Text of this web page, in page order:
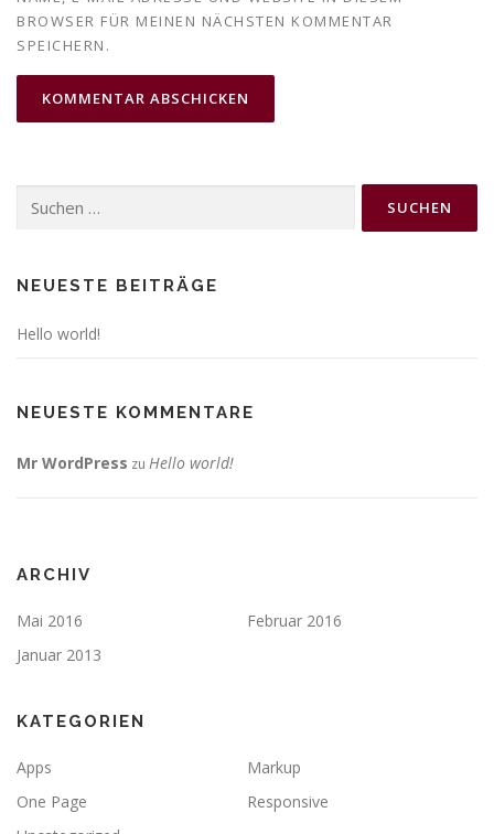
BROWSER FÜR MEINEN NÄCHSTEN KOMMENTAR
SPEICHERN.
nach:
NEUESTE BEITRÄGE
Hello world!
NEUESTE KOMMENTARE
Mr WordPress zu Hello world!
ARCHIV
Mai 2016
Februar 2016
Januar 2013
KATEGORIEN
Apps
Markup
One Page
Responsive